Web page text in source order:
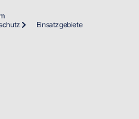
Einsatzgebiete